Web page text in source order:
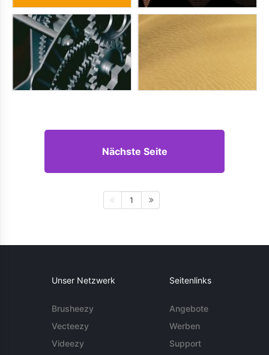
Nächste Seite
1
Unser Netzwerk
Brusheezy
Vecteezy
Videezy
Seitenlinks
Angebote
Werben
Support